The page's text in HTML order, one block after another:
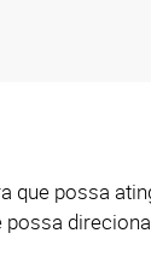
que possa
possa